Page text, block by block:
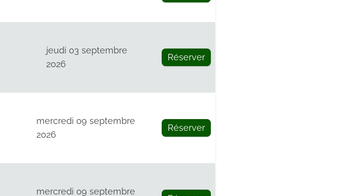
jeudi 03 septembre
2026
Réserver
mercredi 09 septembre
2026
Réserver
mercredi 09 septembre